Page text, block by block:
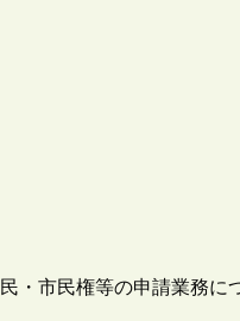
市民権等の申請業務に